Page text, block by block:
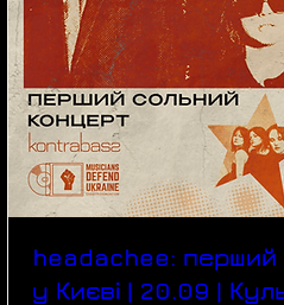
headachee: перший
у Києві | 20.09 |